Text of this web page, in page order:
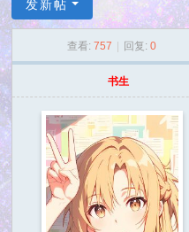
梦
发新帖
查看: 757 回复: 0
书生